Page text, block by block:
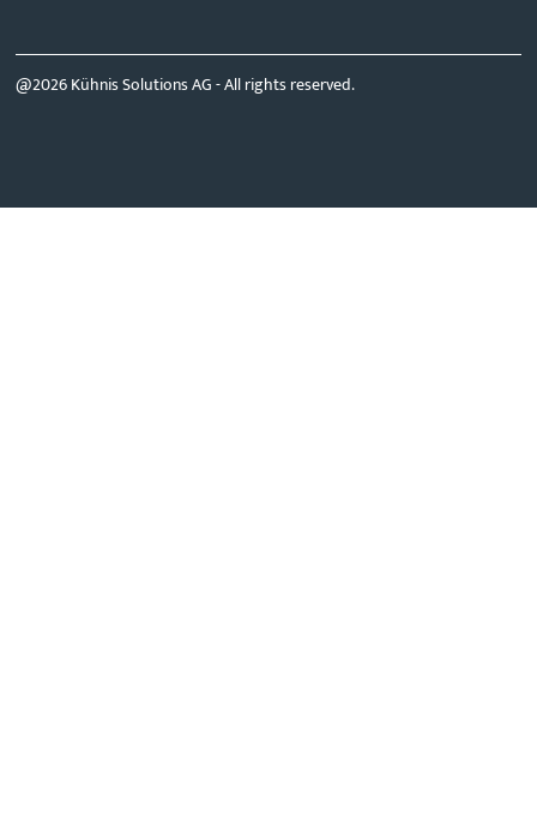
@2026 Kühnis Solutions AG -All rights reserved.